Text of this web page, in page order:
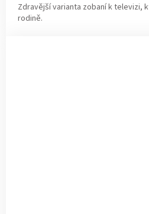
Zdravější varianta zobaní k televizi,
rodině.